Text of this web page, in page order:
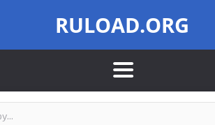
RULOAD.ORG